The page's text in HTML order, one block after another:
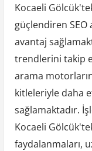
Kocaeli
güçlendiren
avantaj
trendlerini takip
arama
kitleleriyle daha
sağlamaktadır.
Kocaeli
faydalanmaları,